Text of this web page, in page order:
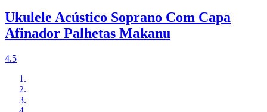
Ukulele Acústico Soprano Com Capa
Afinador Palhetas Makanu
4.5